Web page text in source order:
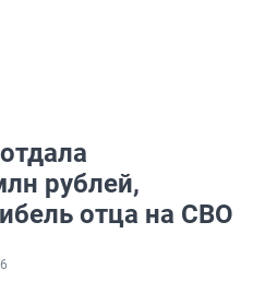
рублей,
отца на СВО